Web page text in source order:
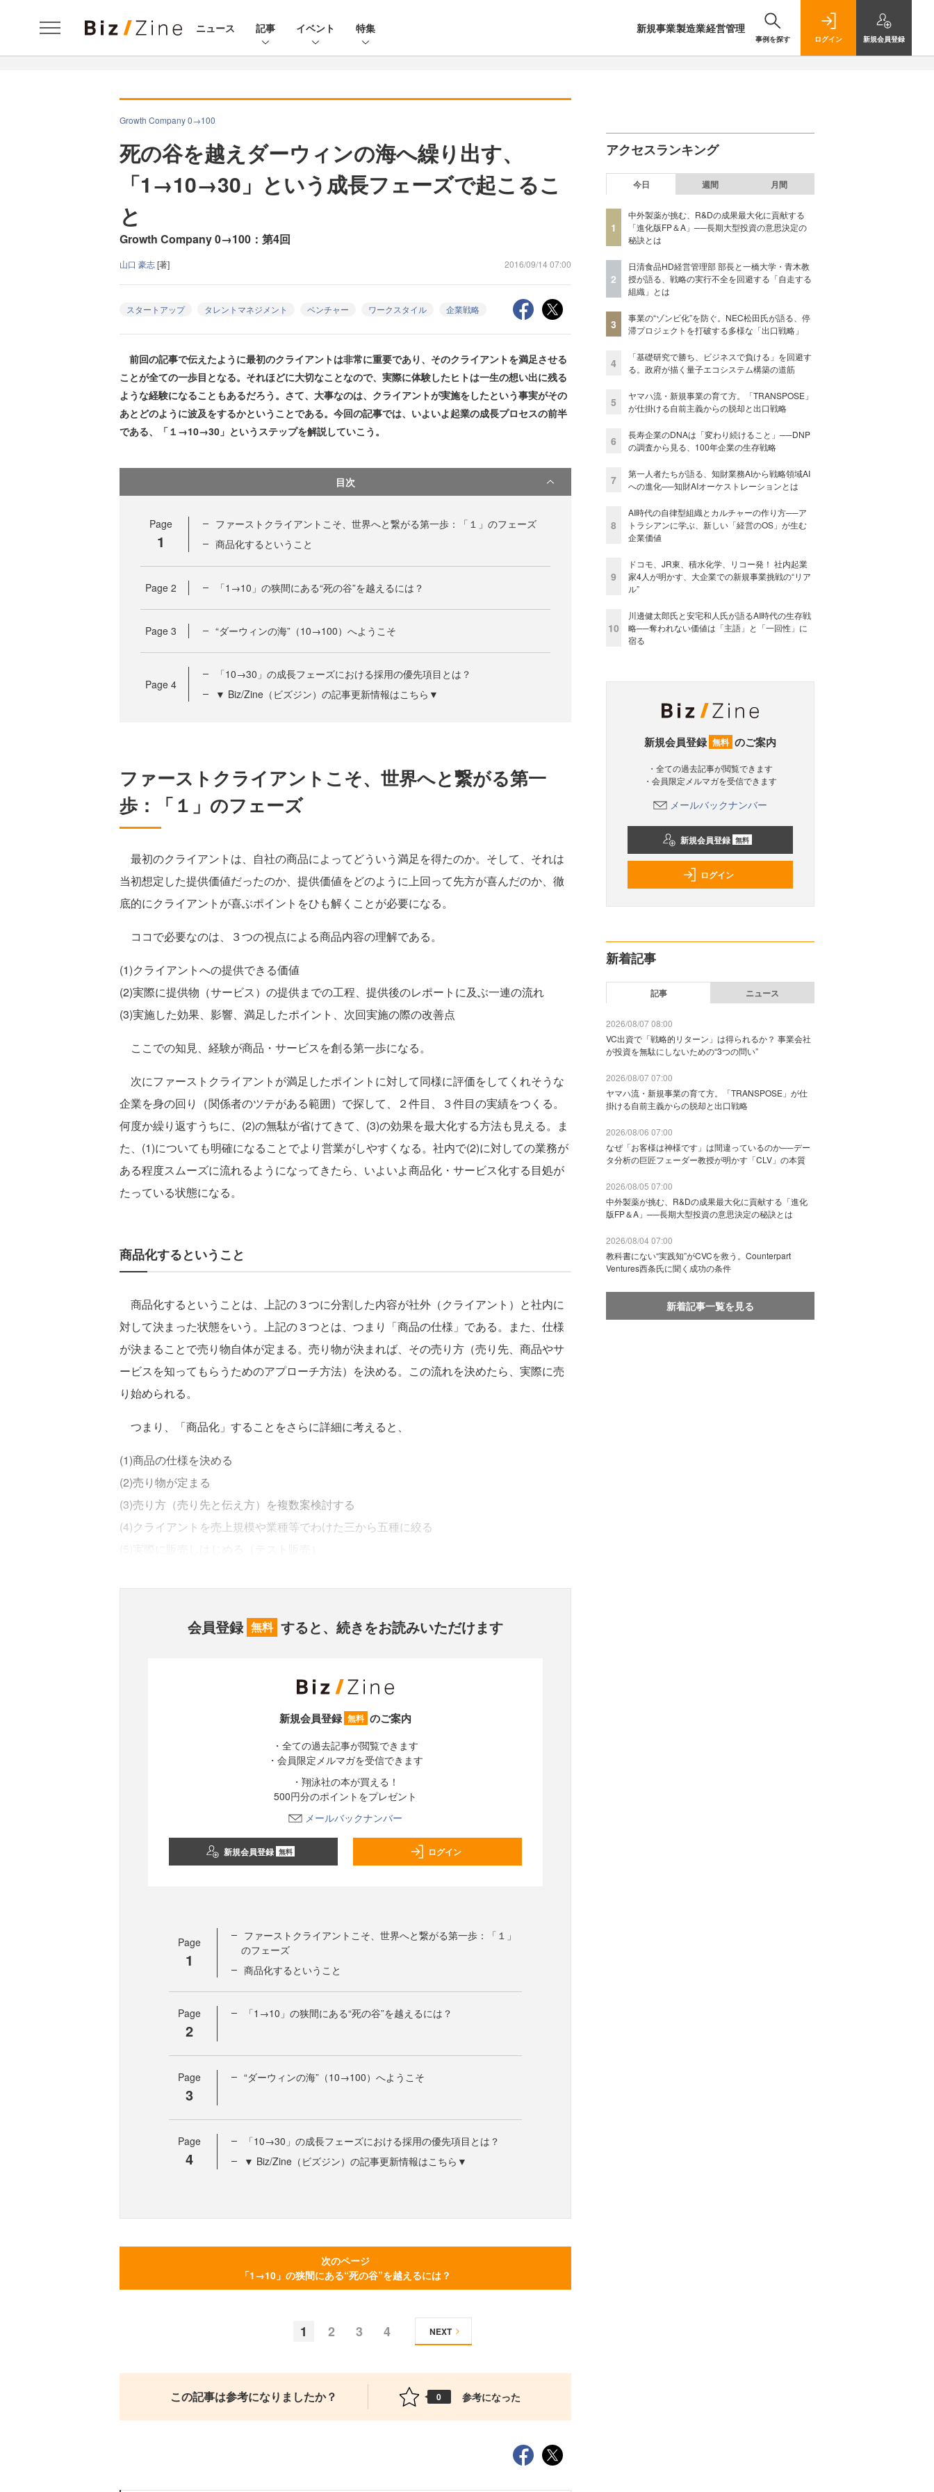
ニュース 記事 イベント 特集 新規事業製造業経営管理
事例を探す ログイン 新規会員登録
Growth Company 0→100
死の谷を越えダーウィンの海へ繰り出す、
「1→10→30」という成長フェーズで起こるこ
と
Growth Company 0→100：第4回
山口 豪志[著] 2016/09/14 07:00
スタートアップ タレントマネジメント ベンチャー ワークスタイル 企業戦略
前回の記事で伝えたように最初のクライアントは非常に重要であり、そのクライアントを満足させる
ことが全ての一歩目となる。それほどに大切なことなので、実際に体験したヒトは一生の想い出に残る
ような経験になることもあるだろう。さて、大事なのは、クライアントが実施をしたという事実がその
あとどのように波及をするかということである。今回の記事では、いよいよ起業の成長プロセスの前半
である、「１→10→30」というステップを解説していこう。
目次
Page
1
ファーストクライアントこそ、世界へと繋がる第一歩：「１」のフェーズ
商品化するということ
Page 2 「1→10」の狭間にある“死の谷”を越えるには？
Page 3 “ダーウィンの海”（10→100）へようこそ
Page 4
「10→30」の成長フェーズにおける採用の優先項目とは？
▼ Biz/Zine（ビズジン）の記事更新情報はこちら▼
ファーストクライアントこそ、世界へと繋がる第一
歩：「１」のフェーズ
最初のクライアントは、自社の商品によってどういう満足を得たのか。そして、それは
当初想定した提供価値だったのか、提供価値をどのように上回って先方が喜んだのか、徹
底的にクライアントが喜ぶポイントをひも解くことが必要になる。
ココで必要なのは、３つの視点による商品内容の理解である。
(1)クライアントへの提供できる価値
(2)実際に提供物（サービス）の提供までの工程、提供後のレポートに及ぶ一連の流れ
(3)実施した効果、影響、満足したポイント、次回実施の際の改善点
ここでの知見、経験が商品・サービスを創る第一歩になる。
次にファーストクライアントが満足したポイントに対して同様に評価をしてくれそうな
企業を身の回り（関係者のツテがある範囲）で探して、２件目、３件目の実績をつくる。
何度か繰り返すうちに、(2)の無駄が省けてきて、(3)の効果を最大化する方法も見える。ま
た、(1)についても明確になることでより営業がしやすくなる。社内で(2)に対しての業務が
ある程度スムーズに流れるようになってきたら、いよいよ商品化・サービス化する目処が
たっている状態になる。
商品化するということ
商品化するということは、上記の３つに分割した内容が社外（クライアント）と社内に
対して決まった状態をいう。上記の３つとは、つまり「商品の仕様」である。また、仕様
が決まることで売り物自体が定まる。売り物が決まれば、その売り方（売り先、商品やサ
ービスを知ってもらうためのアプローチ方法）を決める。この流れを決めたら、実際に売
り始められる。
つまり、「商品化」することをさらに詳細に考えると、
(1)商品の仕様を決める
(2)売り物が定まる
(3)売り方（売り先と伝え方）を複数案検討する
(4)クライアントを売上規模や業種等でわけた三から五種に絞る
会員登録 無料 すると、続きをお読みいただけます
新規会員登録 無料 のご案内
・全ての過去記事が閲覧できます
・会員限定メルマガを受信できます
・翔泳社の本が買える！
500円分のポイントをプレゼント
メールバックナンバー
新規会員登録 無料 ログイン
Page
1
ファーストクライアントこそ、世界へと繋がる第一歩：「１」
のフェーズ
商品化するということ
Page
2
「1→10」の狭間にある“死の谷”を越えるには？
Page
3
“ダーウィンの海”（10→100）へようこそ
Page
4
「10→30」の成長フェーズにおける採用の優先項目とは？
▼ Biz/Zine（ビズジン）の記事更新情報はこちら▼
次のページ
「1→10」の狭間にある“死の谷”を越えるには？
1 2 3 4 NEXT
この記事は参考になりましたか？ 0 参考になった
アクセスランキング
今日 週間 月間
1
中外製薬が挑む、R&Dの成果最大化に貢献する
「進化版FP＆A」──長期大型投資の意思決定の
秘訣とは
2
日清食品HD経営管理部 部長と一橋大学・青木教
授が語る、戦略の実行不全を回避する「自走する
組織」とは
3
事業の“ゾンビ化”を防ぐ。NEC松田氏が語る、停
滞プロジェクトを打破する多様な「出口戦略」
4
「基礎研究で勝ち、ビジネスで負ける」を回避す
る。政府が描く量子エコシステム構築の道筋
5
ヤマハ流・新規事業の育て方。「TRANSPOSE」
が仕掛ける自前主義からの脱却と出口戦略
6
長寿企業のDNAは「変わり続けること」──DNP
の調査から見る、100年企業の生存戦略
7
第一人者たちが語る、知財業務AIから戦略領域AI
への進化──知財AIオーケストレーションとは
8
AI時代の自律型組織とカルチャーの作り方──ア
トラシアンに学ぶ、新しい「経営のOS」が生む
企業価値
9
ドコモ、JR東、積水化学、リコー発！ 社内起業
家4人が明かす、大企業での新規事業挑戦の“リア
ル”
10
川邊健太郎氏と安宅和人氏が語るAI時代の生存戦
略──奪われない価値は「主語」と「一回性」に
宿る
新規会員登録 無料 のご案内
・全ての過去記事が閲覧できます
・会員限定メルマガを受信できます
メールバックナンバー
新規会員登録 無料
ログイン
新着記事
記事 ニュース
2026/08/07 08:00
VC出資で「戦略的リターン」は得られるか？ 事業会社
が投資を無駄にしないための“3つの問い”
2026/08/07 07:00
ヤマハ流・新規事業の育て方。「TRANSPOSE」が仕
掛ける自前主義からの脱却と出口戦略
2026/08/06 07:00
なぜ「お客様は神様です」は間違っているのか──デー
タ分析の巨匠フェーダー教授が明かす「CLV」の本質
2026/08/05 07:00
中外製薬が挑む、R&Dの成果最大化に貢献する「進化
版FP＆A」──長期大型投資の意思決定の秘訣とは
2026/08/04 07:00
教科書にない“実践知”がCVCを救う。Counterpart
Ventures西条氏に聞く成功の条件
新着記事一覧を見る